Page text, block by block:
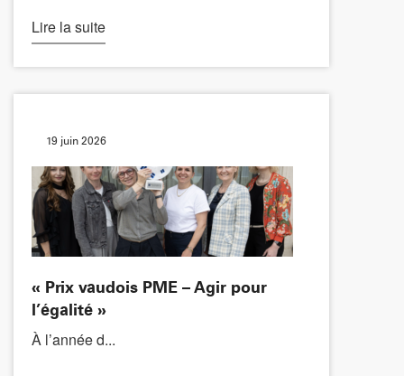
Lire la suite
19 juin 2026
« Prix vaudois PME – Agir pour
l’égalité »
À l’année d...